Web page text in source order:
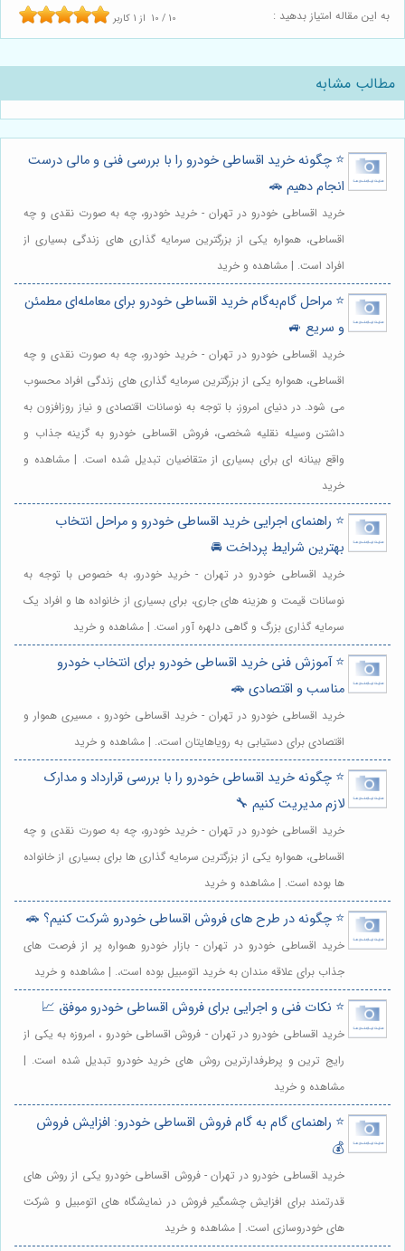
به این مقاله امتیاز بدهید : 10 / 10 از 1 کاربر
مطالب مشابه
⭐️ چگونه خرید اقساطی خودرو را با بررسی فنی و مالی درست
انجام دهیم 🚗
خرید اقساطی خودرو در تهران - خرید خودرو، چه به صورت نقدی و چه
اقساطی، همواره یکی از بزرگترین سرمایه گذاری های زندگی بسیاری از
افراد است. | مشاهده و خرید
⭐️ مراحل گام‌به‌گام خرید اقساطی خودرو برای معامله‌ای مطمئن
و سریع 🚙
خرید اقساطی خودرو در تهران - خرید خودرو، چه به صورت نقدی و چه
اقساطی، همواره یکی از بزرگترین سرمایه گذاری های زندگی افراد محسوب
می شود. در دنیای امروز، با توجه به نوسانات اقتصادی و نیاز روزافزون به
داشتن وسیله نقلیه شخصی، فروش اقساطی خودرو به گزینه جذاب و
واقع بینانه ای برای بسیاری از متقاضیان تبدیل شده است. | مشاهده و
خرید
⭐️ راهنمای اجرایی خرید اقساطی خودرو و مراحل انتخاب
بهترین شرایط پرداخت 🚘
خرید اقساطی خودرو در تهران - خرید خودرو، به خصوص با توجه به
نوسانات قیمت و هزینه های جاری، برای بسیاری از خانواده ها و افراد یک
سرمایه گذاری بزرگ و گاهی دلهره آور است. | مشاهده و خرید
⭐️ آموزش فنی خرید اقساطی خودرو برای انتخاب خودرو
مناسب و اقتصادی 🚗
خرید اقساطی خودرو در تهران - خرید اقساطی خودرو ، مسیری هموار و
اقتصادی برای دستیابی به رویاهایتان است،. | مشاهده و خرید
⭐️ چگونه خرید اقساطی خودرو را با بررسی قرارداد و مدارک
لازم مدیریت کنیم 🔧
خرید اقساطی خودرو در تهران - خرید خودرو، چه به صورت نقدی و چه
اقساطی، همواره یکی از بزرگترین سرمایه گذاری ها برای بسیاری از خانواده
ها بوده است. | مشاهده و خرید
⭐️ چگونه در طرح های فروش اقساطی خودرو شرکت کنیم؟ 🚗
خرید اقساطی خودرو در تهران - بازار خودرو همواره پر از فرصت های
جذاب برای علاقه مندان به خرید اتومبیل بوده است،. | مشاهده و خرید
⭐️ نکات فنی و اجرایی برای فروش اقساطی خودرو موفق 📈
خرید اقساطی خودرو در تهران - فروش اقساطی خودرو ، امروزه به یکی از
رایج ترین و پرطرفدارترین روش های خرید خودرو تبدیل شده است. |
مشاهده و خرید
⭐️ راهنمای گام به گام فروش اقساطی خودرو: افزایش فروش
💰
خرید اقساطی خودرو در تهران - فروش اقساطی خودرو یکی از روش های
قدرتمند برای افزایش چشمگیر فروش در نمایشگاه های اتومبیل و شرکت
های خودروسازی است. | مشاهده و خرید